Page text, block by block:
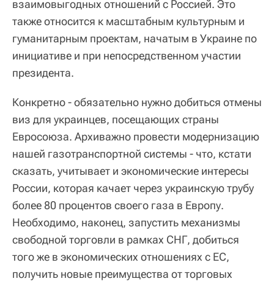
взаимовыгодных отношений с Россией. Это
также относится к масштабным культурным и
гуманитарным проектам, начатым в Украине по
инициативе и при непосредственном участии
президента.
Конкретно - обязательно нужно добиться отмены
виз для украинцев, посещающих страны
Евросоюза. Архиважно провести модернизацию
нашей газотранспортной системы - что, кстати
сказать, учитывает и экономические интересы
России, которая качает через украинскую трубу
более 80 процентов своего газа в Европу.
Необходимо, наконец, запустить механизмы
свободной торговли в рамках СНГ, добиться
того же в экономических отношениях с ЕС,
получить новые преимущества от торговых